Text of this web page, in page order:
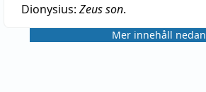
Dionysius: Zeus son.
Mer innehåll nedan